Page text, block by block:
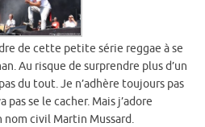
de cette petite série reggae à se
Au risque de surprendre plus d’un
du tout. Je n’adhère toujours pas
se le cacher. Mais j’adore
nom civil Martin Mussard.